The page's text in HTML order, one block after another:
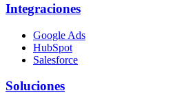
Integraciones
Google Ads
HubSpot
Salesforce
Soluciones